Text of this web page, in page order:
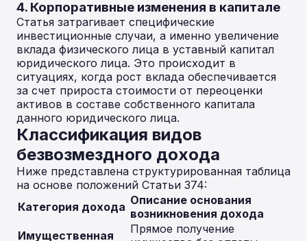
4. Корпоративные изменения в капитале
Статья затрагивает специфические
инвестиционные случаи, а именно увеличение
вклада физического лица в уставный капитал
юридического лица. Это происходит в
ситуациях, когда рост вклада обеспечивается
за счет прироста стоимости от переоценки
активов в составе собственного капитала
данного юридического лица.
Классификация видов
безвозмездного дохода
Ниже представлена структурированная таблица
на основе положений Статьи 374:
Категория дохода Описание основания
возникновения дохода
Имущественная
Прямое получение